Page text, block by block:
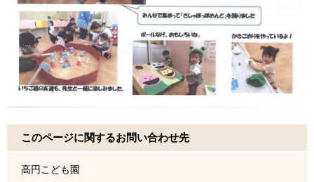
このページに関するお問い合わせ先
高円こども園